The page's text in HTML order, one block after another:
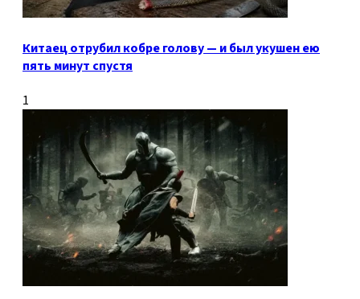
Китаец отрубил кобре голову — и был укушен ею
пять минут спустя
1